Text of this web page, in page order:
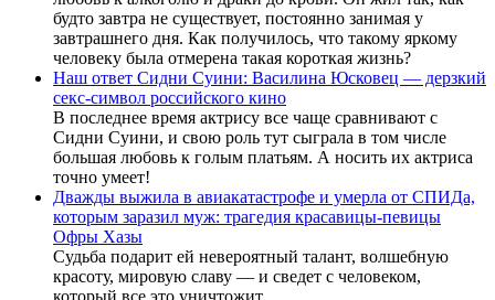
будто завтра не существует, постоянно занимая у
завтрашнего дня. Как получилось, что такому яркому
человеку была отмерена такая короткая жизнь?
Наш ответ Сидни Суини: Василина Юсковец — дерзкий
секс-символ российского кино
В последнее время актрису все чаще сравнивают с
Сидни Суини, и свою роль тут сыграла в том числе
большая любовь к голым платьям. А носить их актриса
точно умеет!
Дважды выжила в авиакатастрофе и умерла от СПИДа,
которым заразил муж: трагедия красавицы-певицы
Офры Хазы
Судьба подарит ей невероятный талант, волшебную
красоту, мировую славу — и сведет с человеком,